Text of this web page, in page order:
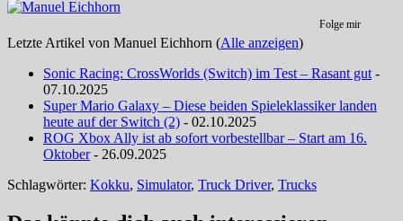
Folge mir
Letzte Artikel von Manuel Eichhorn (Alle anzeigen)
Sonic Racing: CrossWorlds (Switch) im Test – Rasant gut -
07.10.2025
Super Mario Galaxy – Diese beiden Spieleklassiker landen
heute auf der Switch (2) - 02.10.2025
ROG Xbox Ally ist ab sofort vorbestellbar – Start am 16.
Oktober- 26.09.2025
Schlagwörter: Kokku, Simulator, Truck Driver, Trucks